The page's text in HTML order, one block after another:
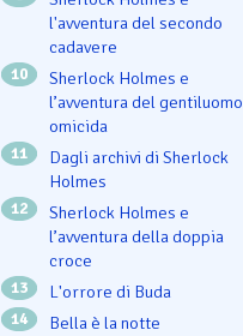
l'avventura del secondo
cadavere
10
Sherlock Holmes e
l’avventura del gentiluomo
omicida
11
Dagli archivi di Sherlock
Holmes
12
Sherlock Holmes e
l’avventura della doppia
croce
13 L'orrore di Buda
14 Bella è la notte